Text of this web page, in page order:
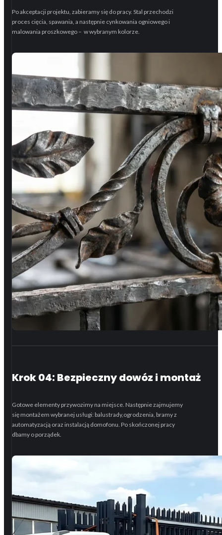
Po akceptacji projektu, zabieramy się do pracy. Stal przechodzi
proces cięcia, spawania, a następnie cynkowania ogniowego i
malowania proszkowego – w wybranym kolorze.
Krok 04: Bezpieczny dowóz i montaż
Gotowe elementy przywozimy na miejsce. Następnie zajmujemy
się montażem wybranej usługi: balustrady,ogrodzenia, bramy z
automatyzacją oraz instalacją domofonu. Po skończonej pracy
dbamy o porządek.